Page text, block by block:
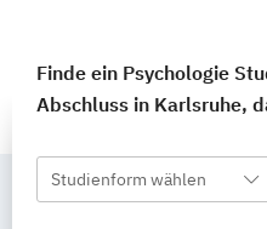
Finde ein Psychologie
Abschluss in Karlsruhe,
Studienform wählen